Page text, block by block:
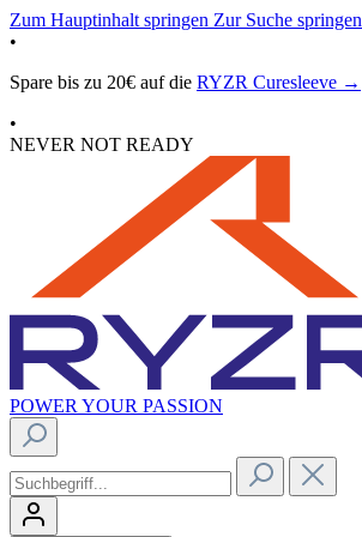
Zum Hauptinhalt springen Zur Suche springen
•
Spare bis zu 20€ auf die RYZR Curesleeve →
•
NEVER NOT READY
POWER YOUR PASSION